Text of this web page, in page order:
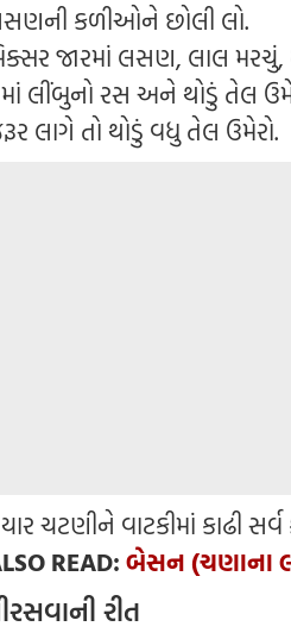
કળીઓને છોલી લો.
જારમાં લસણ, લાલ
લીંબુનો રસ અને થોડું તેલ
લાગે તો થોડું વધુ તેલ ઉમેરો.
ચટણીને વાટકીમાં કાઢી સર્વ
READ:બેસન (ચણાના
રીત